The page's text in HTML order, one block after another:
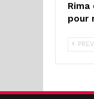
Rima
pour
PREV